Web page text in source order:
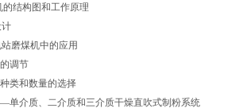
结构图和工作原理
磨煤机中的应用
调节
类和数量的选择
单介质、二介质和三介质干燥直吹式制粉系统